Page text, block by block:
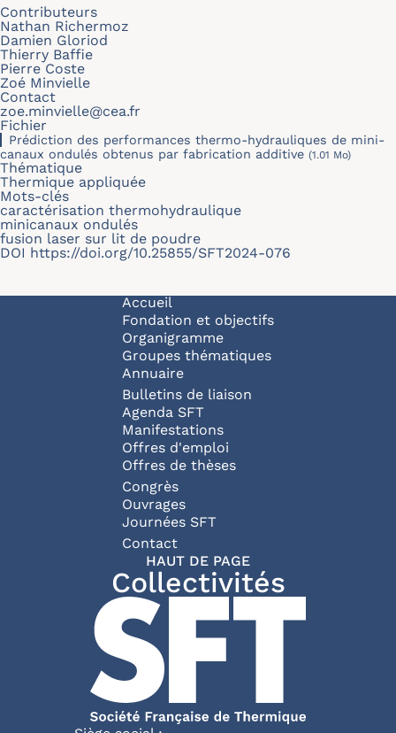
Contributeurs
Nathan Richermoz
Damien Gloriod
Thierry Baffie
Pierre Coste
Zoé Minvielle
Contact
zoe.minvielle@cea.fr
Fichier
Prédiction des performances thermo-hydrauliques de mini-
canaux ondulés obtenus par fabrication additive (1.01 Mo)
Thématique
Thermique appliquée
Mots-clés
caractérisation thermohydraulique
minicanaux ondulés
fusion laser sur lit de poudre
DOI https://doi.org/10.25855/SFT2024-076
Navigation principale
Accueil
Fondation et objectifs
Organigramme
Groupes thématiques
Annuaire
Bulletins de liaison
Agenda SFT
Manifestations
Offres d'emploi
Offres de thèses
Congrès
Ouvrages
Journées SFT
Pied de page
Contact
HAUT DE PAGE
Collectivités